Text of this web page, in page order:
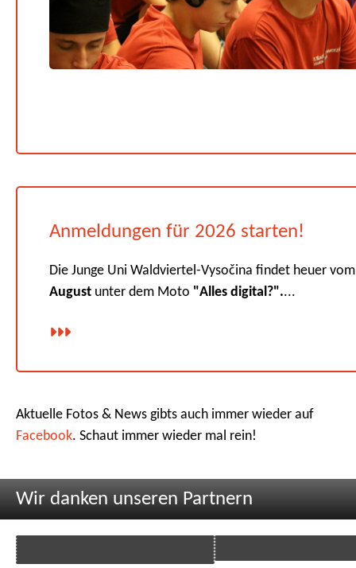
Anmeldungen für 2026 starten!
Die Junge Uni Waldviertel-Vysočina findet heuer
August unter dem Moto "Alles digital?"....
Aktuelle Fotos & News gibts auch immer wieder auf
Facebook. Schaut immer wieder mal rein!
Wir danken unseren Partnern